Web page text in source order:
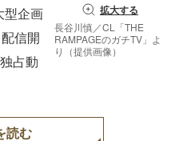
拡大する
長谷川慎／CL「THE
RAMPAGEのガチTV」よ
り（提供画像）
型企画
信開
占動
読む